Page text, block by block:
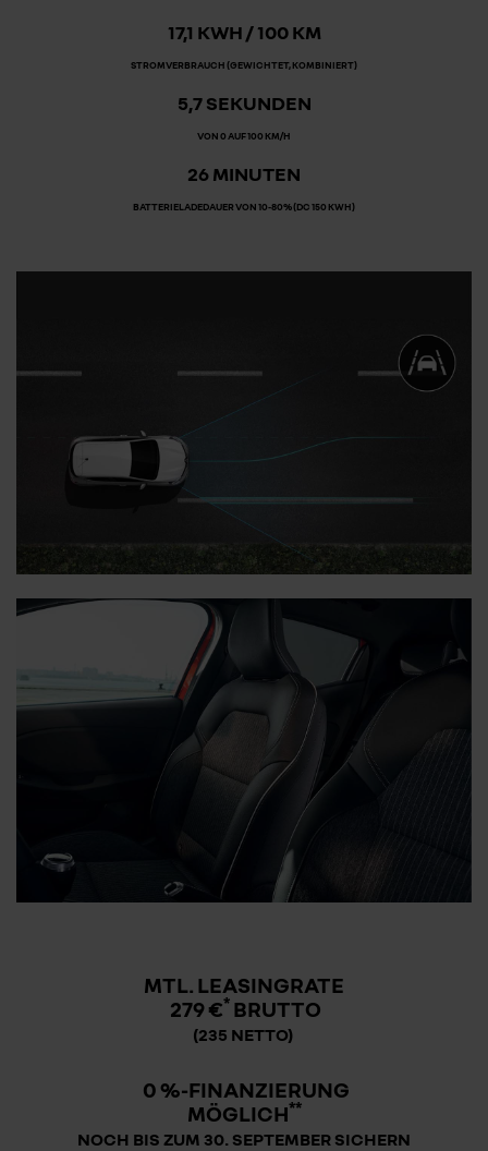
17,1 KWH / 100 KM
STROMVERBRAUCH (GEWICHTET, KOMBINIERT)
5,7 SEKUNDEN
VON 0 AUF 100 KM/H
26 MINUTEN
BATTERIELADEDAUER VON 10-80% (DC 150 KWH)
MTL. LEASINGRATE
279 €* BRUTTO
(235 NETTO)
0 %-FINANZIERUNG
MÖGLICH**
NOCH BIS ZUM 30. SEPTEMBER SICHERN